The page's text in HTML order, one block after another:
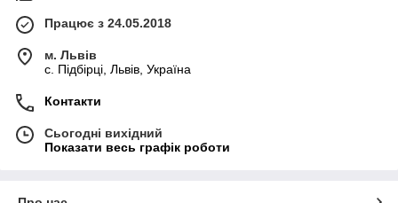
Працює з 24.05.2018
м. Львів
c. Підбірці, Львів, Україна
Контакти
Сьогодні вихідний
Показати весь графік роботи